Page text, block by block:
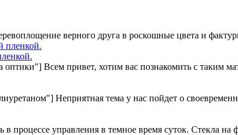
верного друга в роскошные цвета и
Всем привет, хотим вас познакомить с таким
Неприятная тема у нас пойдет о
процессе управления в темное время суток. Стекла на